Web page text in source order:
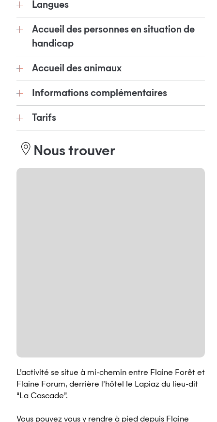
Langues
Accueil des personnes en situation de
handicap
Accueil des animaux
Informations complémentaires
Tarifs
Nous trouver
L’activité se situe à mi-chemin entre Flaine Forêt et
Flaine Forum, derrière l’hôtel le Lapiaz du lieu-dit
“La Cascade”.
Vous pouvez vous y rendre à pied depuis Flaine